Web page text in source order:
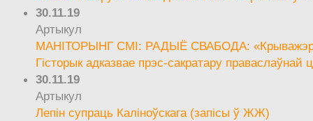
30.11.19
Артыкул
МАНІТОРЫНГ СМІ: РАДЫЁ СВАБОДА:
Гісторык адказвае прэс-сакратару праваслаўнай
30.11.19
Артыкул
Лепін супраць Каліноўскага (запісы ў ЖЖ)